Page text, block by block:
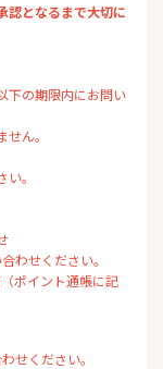
認となるまで大切に
下の期限内にお問い
ん。
。
わせください。
ポイント通帳に記
せください。